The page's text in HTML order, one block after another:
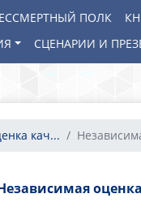
ПОЛК
СЦЕНАРИИ И
кач...